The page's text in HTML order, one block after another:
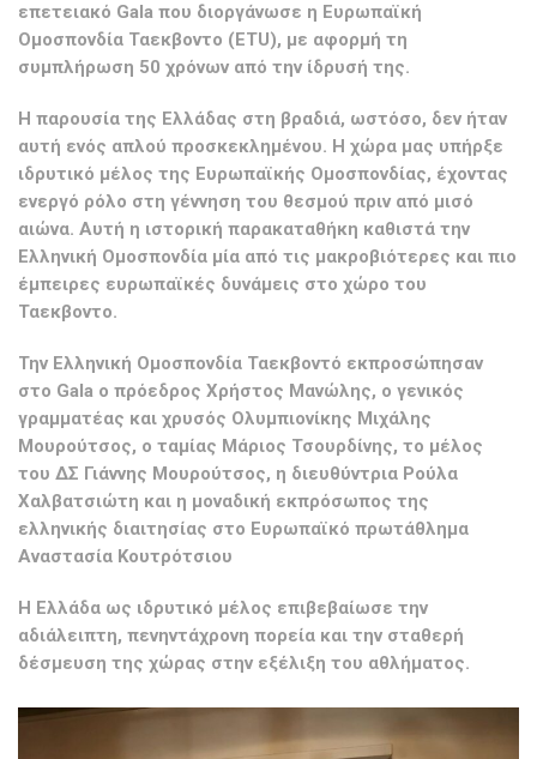
επετειακό Gala που διοργάνωσε η Ευρωπαϊκή
Ομοσπονδία Ταεκβοντο (ETU), με αφορμή τη
συμπλήρωση 50 χρόνων από την ίδρυσή της.
Η παρουσία της Ελλάδας στη βραδιά, ωστόσο, δεν ήταν
αυτή ενός απλού προσκεκλημένου. Η χώρα μας υπήρξε
ιδρυτικό μέλος της Ευρωπαϊκής Ομοσπονδίας, έχοντας
ενεργό ρόλο στη γέννηση του θεσμού πριν από μισό
αιώνα. Αυτή η ιστορική παρακαταθήκη καθιστά την
Ελληνική Ομοσπονδία μία από τις μακροβιότερες και πιο
έμπειρες ευρωπαϊκές δυνάμεις στο χώρο του
Ταεκβοντο.
Την Ελληνική Ομοσπονδία Ταεκβοντό εκπροσώπησαν
στο Gala ο πρόεδρος Χρήστος Μανώλης, ο γενικός
γραμματέας και χρυσός Ολυμπιονίκης Μιχάλης
Μουρούτσος, ο ταμίας Μάριος Τσουρδίνης, το μέλος
του ΔΣ Γιάννης Μουρούτσος, η διευθύντρια Ρούλα
Χαλβατσιώτη και η μοναδική εκπρόσωπος της
ελληνικής διαιτησίας στο Ευρωπαϊκό πρωτάθλημα
Αναστασία Κουτρότσιου
Η Ελλάδα ως ιδρυτικό μέλος επιβεβαίωσε την
αδιάλειπτη, πενηντάχρονη πορεία και την σταθερή
δέσμευση της χώρας στην εξέλιξη του αθλήματος.